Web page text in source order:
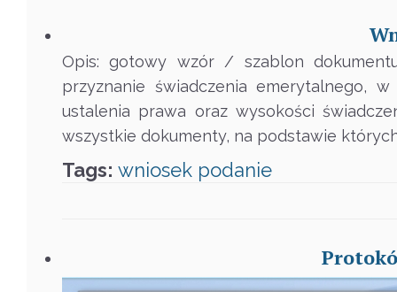
Opis: gotowy wzór / szablon
przyznanie świadczenia emerytalnego,
ustalenia prawa oraz wysokości
wszystkie dokumenty, na podstawie których
Tags: wniosek podanie